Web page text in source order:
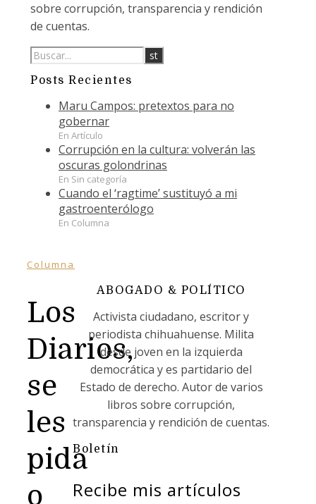
sobre corrupción, transparencia y rendición
de cuentas.
Posts Recientes
Maru Campos: pretextos para no
gobernar
En Artículo
Corrupción en la cultura: volverán las
oscuras golondrinas
En Sin categoría
Cuando el ‘ragtime’ sustituyó a mi
gastroenterólogo
En Columna
Columna
Los
Diarios,
se
les
pida
o
ABOGADO & POLÍTICO
Activista ciudadano, escritor y
periodista chihuahuense. Milita
desde joven en la izquierda
democrática y es partidario del
Estado de derecho. Autor de varios
libros sobre corrupción,
transparencia y rendición de cuentas.
Boletín
Recibe mis artículos